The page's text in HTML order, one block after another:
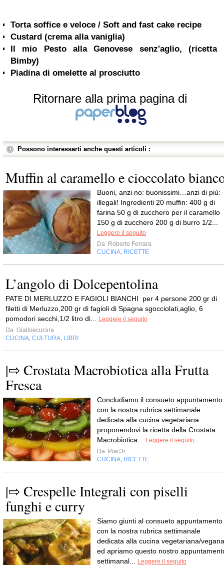
Torta soffice e veloce / Soft and fast cake recipe
Custard (crema alla vaniglia)
Il mio Pesto alla Genovese senz'aglio, (ricetta
Bimby)
Piadina di omelette al prosciutto
Ritornare alla prima pagina di
Possono interessarti anche questi articoli :
Muffin al caramello e cioccolato
Buoni, anzi no: buonissimi…anzi di più:
illegali! Ingredienti 20 muffin: 400 g di
farina 50 g di zucchero per il caramello
150 g di zucchero 200 g di burro 1/2...
Leggere il seguito
Da Roberto Ferrara
CUCINA RICETTE
L’angolo di Dolcepentolina
PATE DI MERLUZZO E FAGIOLI BIANCHI per 4 persone 200 gr di
filetti di Merluzzo,200 gr di fagioli di Spagna sgocciolati,aglio, 6
pomodori secchi,1/2 litro di...
Leggere il seguito
Da Gialloecucina
CUCINA CULTURA LIBRI
|⇨ Crostata Macrobiotica alla Frutta
Fresca
Concludiamo il consueto appuntamento
con la nostra rubrica settimanale
dedicata alla cucina vegetariana
proponendovi la ricetta della Crostata
Macrobiotica...
Leggere il seguito
Da Piac3r
CUCINA RICETTE
|⇨ Crespelle Integrali con piselli
funghi e curry
Siamo giunti al consueto appuntamento
con la nostra rubrica settimanale
dedicata alla cucina vegetariana/vegana
ed apriamo questo nostro
settimanal...
Leggere il seguito